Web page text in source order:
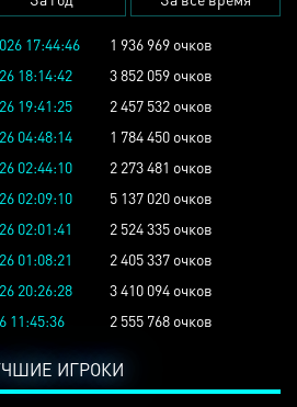
17:44:46
1 936 969 очков
18:14:42
3 852 059 очков
19:41:25
2 457 532 очков
04:48:14
1 784 450 очков
02:44:10
2 273 481 очков
02:09:10
5 137 020 очков
02:01:41
2 524 335 очков
01:08:21
2 405 337 очков
20:26:28
3 410 094 очков
11:45:36 2 555 768 очков
ИГРОКИ